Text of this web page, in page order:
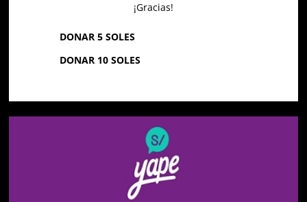
¡Gracias!
DONAR 5 SOLES
DONAR 10 SOLES